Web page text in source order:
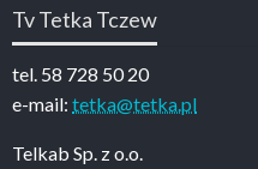
Tv Tetka Tczew
tel. 58 728 50 20
e-mail: tetka@tetka.pl
Telkab Sp. z o.o.